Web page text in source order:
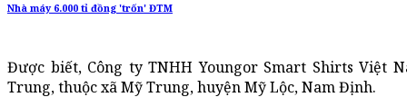
Nhà máy 6.000 tỉ đồng 'trốn' ĐTM
Được biết, Công ty TNHH Youngor Smart Shirts Việt
Trung, thuộc xã Mỹ Trung, huyện Mỹ Lộc, Nam Định.